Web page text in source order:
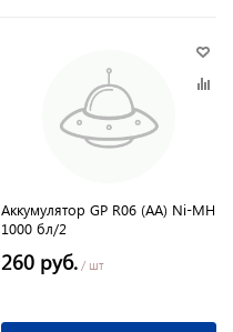
Аккумулятор GP R06 (АА) Ni-MH
1000 бл/2
260 руб. / шт